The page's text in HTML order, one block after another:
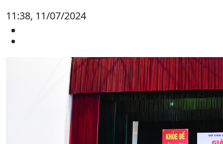
11:38, 11/07/2024